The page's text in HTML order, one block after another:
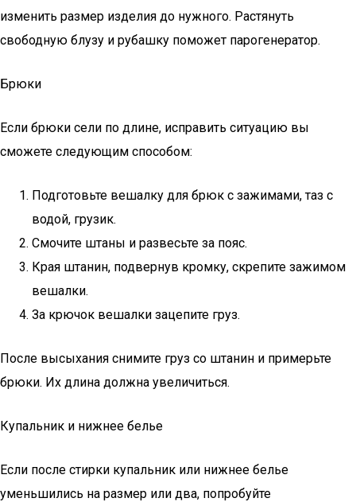
изменить размер изделия до нужного. Растянуть
свободную блузу и рубашку поможет парогенератор.
Брюки
Если брюки сели по длине, исправить ситуацию вы
сможете следующим способом:
Подготовьте вешалку для брюк с зажимами, таз с
водой, грузик.
Смочите штаны и развесьте за пояс.
Края штанин, подвернув кромку, скрепите зажимом
вешалки.
За крючок вешалки зацепите груз.
После высыхания снимите груз со штанин и примерьте
брюки. Их длина должна увеличиться.
Купальник и нижнее белье
Если после стирки купальник или нижнее белье
уменьшились на размер или два, попробуйте